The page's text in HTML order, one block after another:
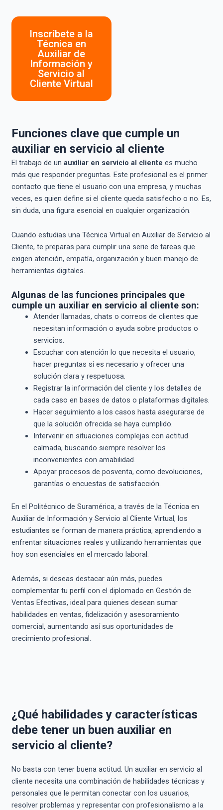
Inscríbete a la
Técnica en
Auxiliar de
Información y
Servicio al
Cliente Virtual
Funciones clave que cumple un
auxiliar en servicio al cliente
El trabajo de un auxiliar en servicio al cliente es mucho
más que responder preguntas. Este profesional es el primer
contacto que tiene el usuario con una empresa, y muchas
veces, es quien define si el cliente queda satisfecho o no. Es,
sin duda, una figura esencial en cualquier organización.
Cuando estudias una Técnica Virtual en Auxiliar de Servicio al
Cliente, te preparas para cumplir una serie de tareas que
exigen atención, empatía, organización y buen manejo de
herramientas digitales.
Algunas de las funciones principales que
cumple un auxiliar en servicio al cliente son:
Atender llamadas, chats o correos de clientes que
necesitan información o ayuda sobre productos o
servicios.
Escuchar con atención lo que necesita el usuario,
hacer preguntas si es necesario y ofrecer una
solución clara y respetuosa.
Registrar la información del cliente y los detalles de
cada caso en bases de datos o plataformas digitales.
Hacer seguimiento a los casos hasta asegurarse de
que la solución ofrecida se haya cumplido.
Intervenir en situaciones complejas con actitud
calmada, buscando siempre resolver los
inconvenientes con amabilidad.
Apoyar procesos de posventa, como devoluciones,
garantías o encuestas de satisfacción.
En el Politécnico de Suramérica, a través de la Técnica en
Auxiliar de Información y Servicio al Cliente Virtual, los
estudiantes se forman de manera práctica, aprendiendo a
enfrentar situaciones reales y utilizando herramientas que
hoy son esenciales en el mercado laboral.
Además, si deseas destacar aún más, puedes
complementar tu perfil con el diplomado en Gestión de
Ventas Efectivas, ideal para quienes desean sumar
habilidades en ventas, fidelización y asesoramiento
comercial, aumentando así sus oportunidades de
crecimiento profesional.
¿Qué habilidades y características
debe tener un buen auxiliar en
servicio al cliente?
No basta con tener buena actitud. Un auxiliar en servicio al
cliente necesita una combinación de habilidades técnicas y
personales que le permitan conectar con los usuarios,
resolver problemas y representar con profesionalismo a la